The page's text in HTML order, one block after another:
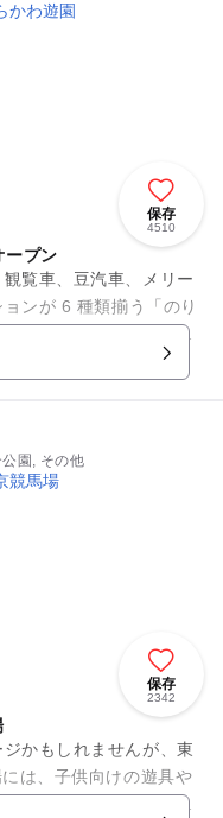
保存
4510
ープン
覧車、豆汽車、メリー
ンが 6 種類揃う「のり
「どうぶつ広場」、雨
園, その他
保存
2342
かもしれませんが、東
は、子供向けの遊具や
から子供まで一日楽し